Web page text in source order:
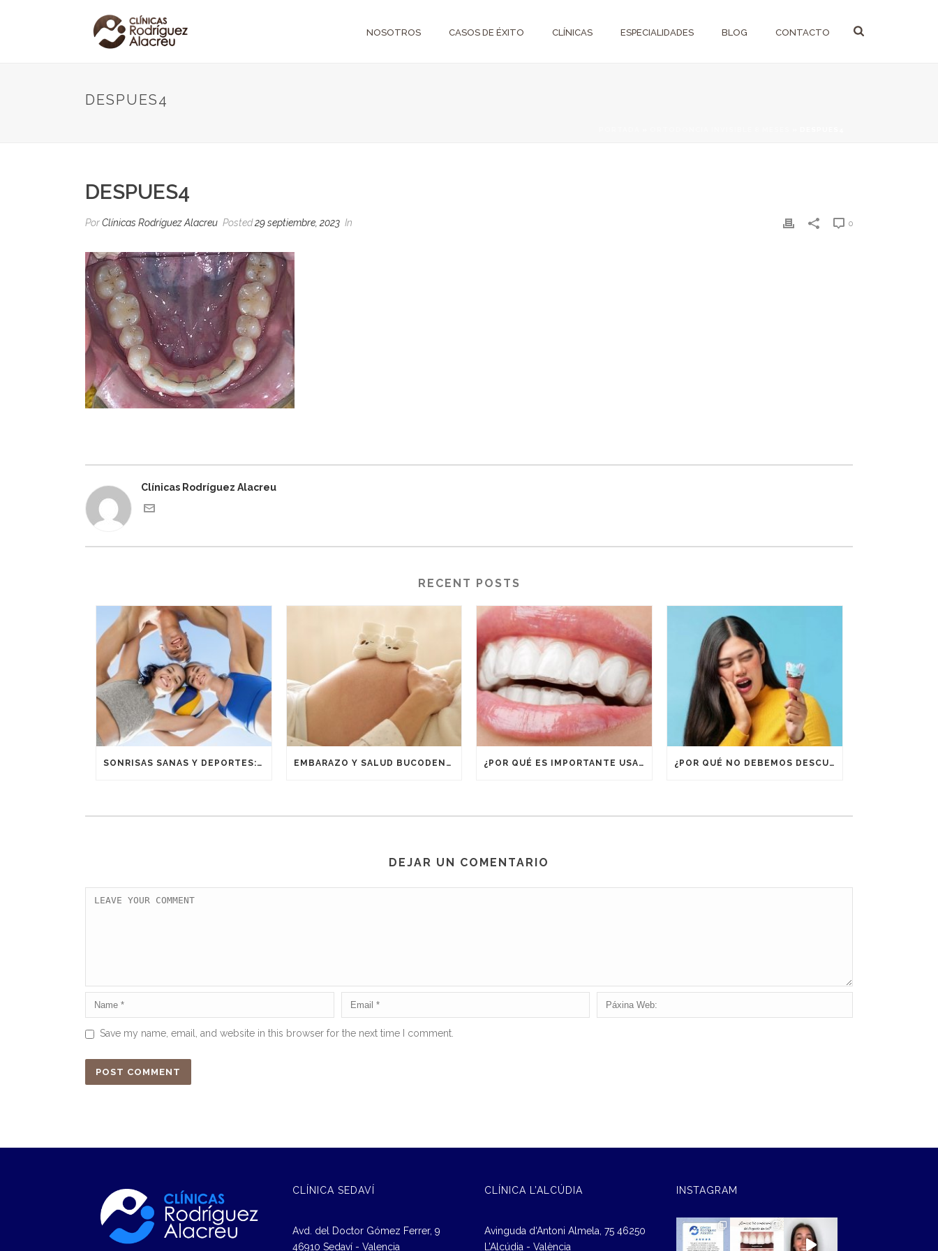
NOSOTROS CASOS DE ÉXITO CLÍNICAS ESPECIALIDADES BLOG CONTACTO
DESPUES4
DESPUES4
PorClínicas Rodríguez Alacreu Posted29 septiembre, 2023 In 0
Clínicas Rodríguez Alacreu
RECENT POSTS
SONRISAS SANAS Y DEPORTES: UNA ALIANZA GANADORA EMBARAZO Y SALUD BUCODENTAL ¿POR QUÉ ES IMPORTANTE USAR RETENEDORES DESPUÉS DE UN TRATAMIENTO DE ORTODONCIA? ¿POR QUÉ NO DEBEMOS DESCUIDAR LA BOCA EN VACACIONES?
DEJAR UN COMENTARIO
Save my name, email, and website in this browser for the next time I comment.
CLÍNICA SEDAVÍ
Avd. del Doctor Gómez Ferrer, 9
46910 Sedaví - Valencia
CLÍNICA L’ALCÚDIA
Avinguda d‘Antoni Almela, 75 46250
L’Alcúdia - València
INSTAGRAM